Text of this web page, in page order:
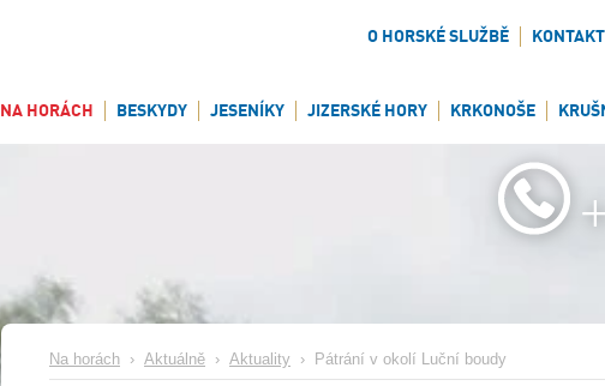
O HORSKÉ SLUŽBĚ
NA HORÁCH BESKYDY JESENÍKY JIZERSKÉ HORY KRKONOŠE
Na horách › Aktuálně › Aktuality › Pátrání v okolí Luční boudy